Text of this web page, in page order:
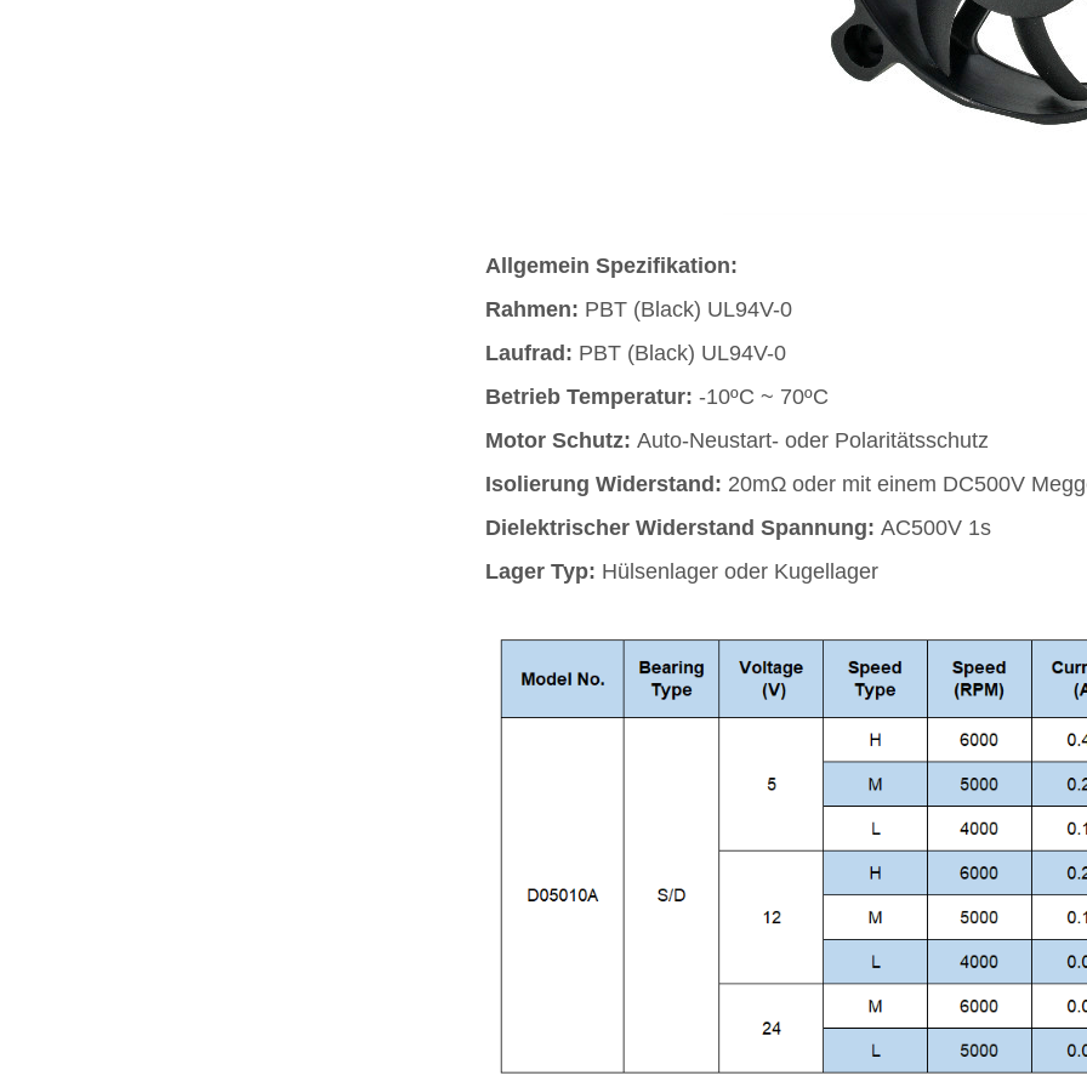
Allgemein Spezifikation:
Rahmen: PBT (Black) UL94V-0
Laufrad: PBT (Black) UL94V-0
Betrieb Temperatur: -10ºC ~ 70ºC
Motor Schutz: Auto-Neustart- oder Polaritätsschutz
Isolierung Widerstand: 20mΩ oder mit einem DC500V
Dielektrischer Widerstand Spannung: AC500V 1s
Lager Typ: Hülsenlager oder Kugellager